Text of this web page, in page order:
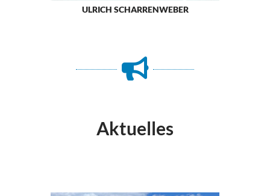
ULRICH SCHARRENWEBER
Aktuelles